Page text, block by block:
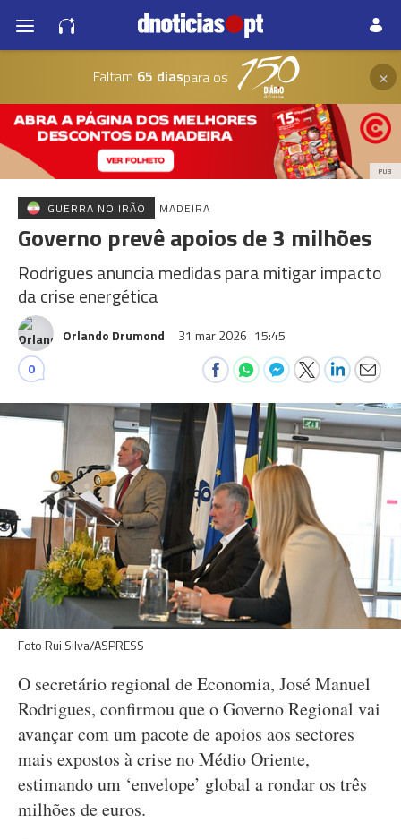
Faltam 65 diaspara os ×
PUB
GUERRA NO IRÃO MADEIRA
Governo prevê apoios de 3 milhões
Rodrigues anuncia medidas para mitigar impacto
da crise energética
Orlando Drumond 31 mar 2026 15:45
0
Foto Rui Silva/ASPRESS
O secretário regional de Economia, José Manuel
Rodrigues, confirmou que o Governo Regional vai
avançar com um pacote de apoios aos sectores
mais expostos à crise no Médio Oriente,
estimando um ‘envelope’ global a rondar os três
milhões de euros.